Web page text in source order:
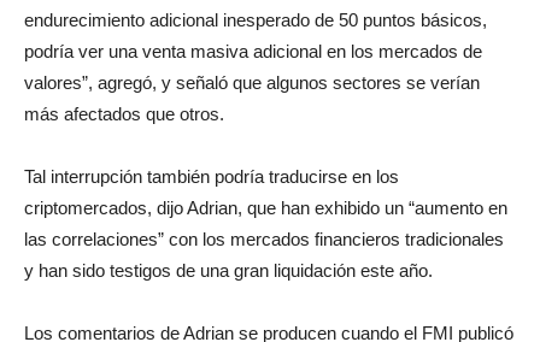
endurecimiento adicional inesperado de 50 puntos básicos,
podría ver una venta masiva adicional en los mercados de
valores”, agregó, y señaló que algunos sectores se verían
más afectados que otros.
Tal interrupción también podría traducirse en los
criptomercados, dijo Adrian, que han exhibido un “aumento en
las correlaciones” con los mercados financieros tradicionales
y han sido testigos de una gran liquidación este año.
Los comentarios de Adrian se producen cuando el FMI publicó